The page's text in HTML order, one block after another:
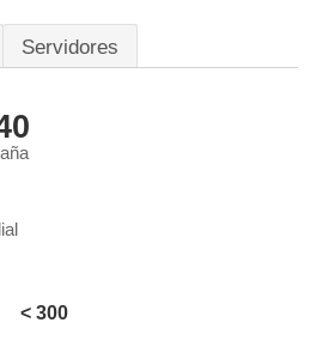
Servidores
< 300